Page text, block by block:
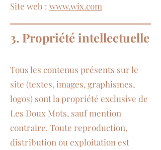
Site web : www.wix.com
3. Propriété intellectuelle
Tous les contenus présents sur le
site (textes, images, graphismes,
logos) sont la propriété exclusive de
Les Doux Mots, sauf mention
contraire. Toute reproduction,
distribution ou exploitation est